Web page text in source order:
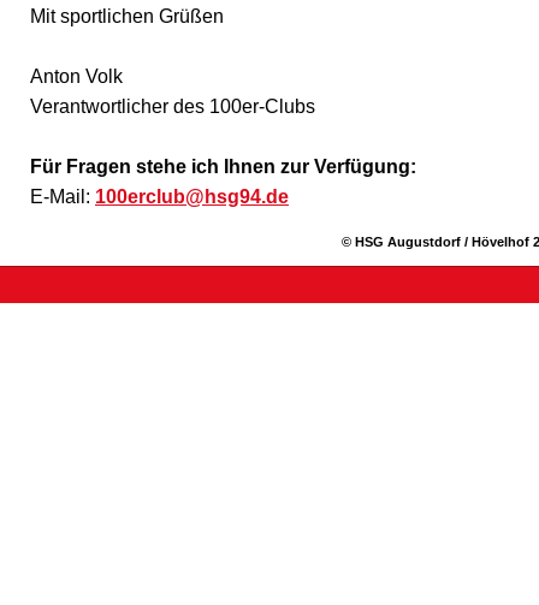
Mit sportlichen Grüßen
Anton Volk
Verantwortlicher des 100er-Clubs
Für Fragen stehe ich Ihnen zur Verfügung:
E-Mail: 100erclub@hsg94.de
© HSG Augustdorf / Hövelhof